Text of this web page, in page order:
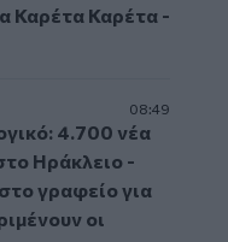
Καρέτα Καρέτα -
08:49
4.700 νέα
Ηράκλειο -
γραφείο για
οι